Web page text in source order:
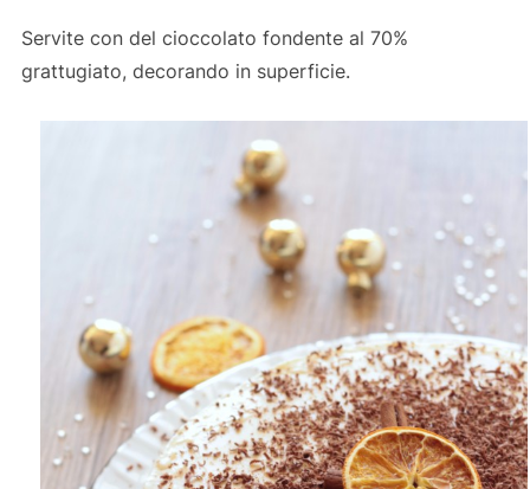
Servite con del cioccolato fondente al 70%
grattugiato, decorando in superficie.